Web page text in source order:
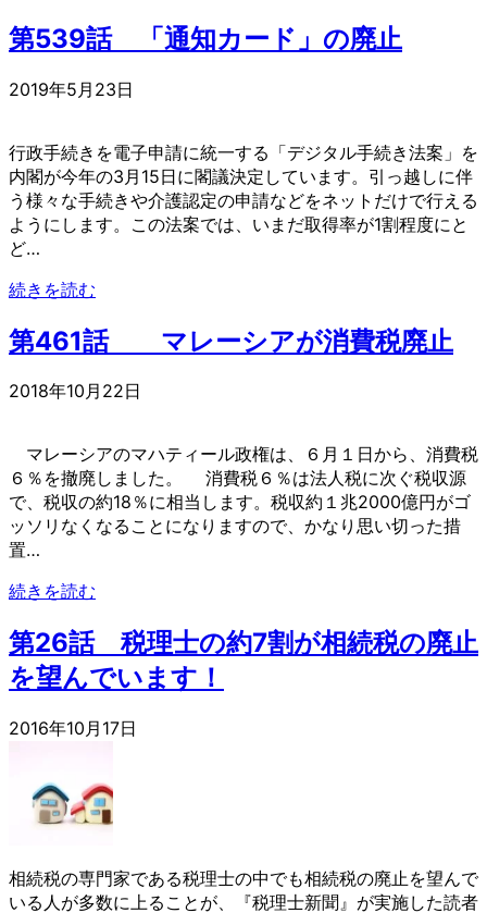
第539話 「通知カード」の廃止
2019年5月23日
行政手続きを電子申請に統一する「デジタル手続き法案」を
内閣が今年の3月15日に閣議決定しています。引っ越しに伴
う様々な手続きや介護認定の申請などをネットだけで行える
ようにします。この法案では、いまだ取得率が1割程度にと
ど…
続きを読む
第461話 マレーシアが消費税廃止
2018年10月22日
マレーシアのマハティール政権は、６月１日から、消費税
６％を撤廃しました。 消費税６％は法人税に次ぐ税収源
で、税収の約18％に相当します。税収約１兆2000億円がゴ
ッソリなくなることになりますので、かなり思い切った措
置…
続きを読む
第26話 税理士の約7割が相続税の廃止
を望んでいます！
2016年10月17日
相続税の専門家である税理士の中でも相続税の廃止を望んで
いる人が多数に上ることが、『税理士新聞』が実施した読者